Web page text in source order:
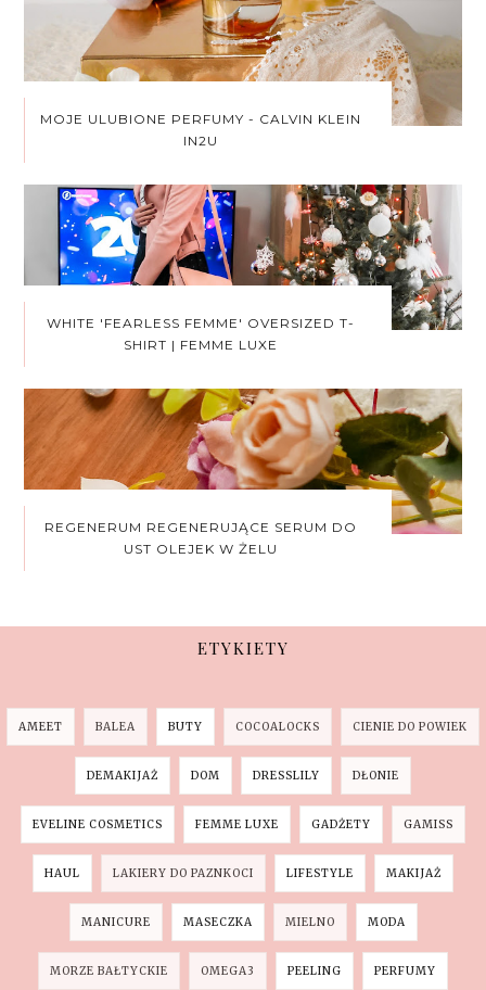
MOJE ULUBIONE PERFUMY - CALVIN KLEIN
IN2U
WHITE 'FEARLESS FEMME' OVERSIZED T-
SHIRT | FEMME LUXE
REGENERUM REGENERUJĄCE SERUM DO
UST OLEJEK W ŻELU
ETYKIETY
AMEET BALEA BUTY COCOALOCKS CIENIE DO POWIEK
DEMAKIJAŻ DOM DRESSLILY DŁONIE
EVELINE COSMETICS FEMME LUXE GADŻETY GAMISS
HAUL LAKIERY DO PAZNKOCI LIFESTYLE MAKIJAŻ
MANICURE MASECZKA MIELNO MODA
MORZE BAŁTYCKIE OMEGA3 PEELING PERFUMY